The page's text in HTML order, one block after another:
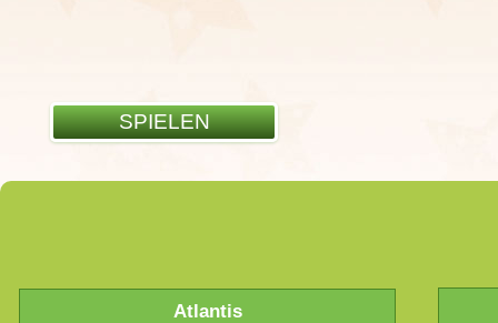
SPIELEN
Atlantis